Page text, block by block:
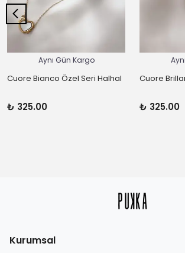
Aynı Gün Kargo
Cuore Bianco Özel Seri Halhal
₺ 325.00
Cuore
₺ 325.00
Kurumsal